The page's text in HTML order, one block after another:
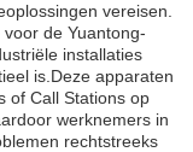
vereisen.
de Yuantong-
installaties
is.Deze apparaten
of Call Stations op
werknemers in
rechtstreeks